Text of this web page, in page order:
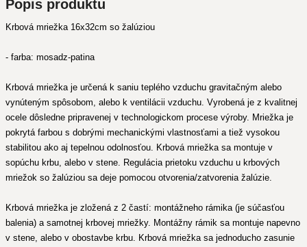
Popis produktu
Krbová mriežka 16x32cm so žalúziou
- farba: mosadz-patina
Krbová mriežka je určená k saniu teplého vzduchu gravitačným alebo
vynúteným spôsobom, alebo k ventilácii vzduchu. Vyrobená je z kvalitnej
ocele dôsledne pripravenej v technologickom procese výroby. Mriežka je
pokrytá farbou s dobrými mechanickými vlastnosťami a tiež vysokou
stabilitou ako aj tepelnou odolnosťou. Krbová mriežka sa montuje v
sopúchu krbu, alebo v stene. Regulácia prietoku vzduchu u krbových
mriežok so žalúziou sa deje pomocou otvorenia/zatvorenia žalúzie.
Krbová mriežka je zložená z 2 častí: montážneho rámika (je súčasťou
balenia) a samotnej krbovej mriežky. Montážny rámik sa montuje napevno
v stene, alebo v obostavbe krbu. Krbová mriežka sa jednoducho zasunie